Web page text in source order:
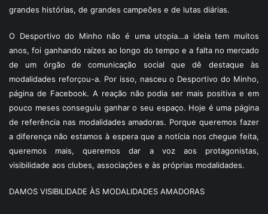
grandes histórias, de grandes campeões e de lutas diárias.
O Desportivo do Minho não é uma utopia…a ideia tem muitos
anos, foi ganhando raízes ao longo do tempo e a falta no mercado
de um órgão de comunicação social que dê destaque às
modalidades reforçou-a. Por isso, nasceu o Desportivo do Minho,
página de Facebook. A reação não podia ser mais positiva e em
pouco meses conseguiu ganhar o seu espaço. Hoje é uma página
de referência nas modalidades amadoras. Porque queremos fazer
a diferença não estamos à espera que a notícia nos chegue feita,
queremos mais, queremos dar a voz aos protagonistas,
visibilidade aos clubes, associações e às próprias modalidades.
DAMOS VISIBILIDADE ÀS MODALIDADES AMADORAS